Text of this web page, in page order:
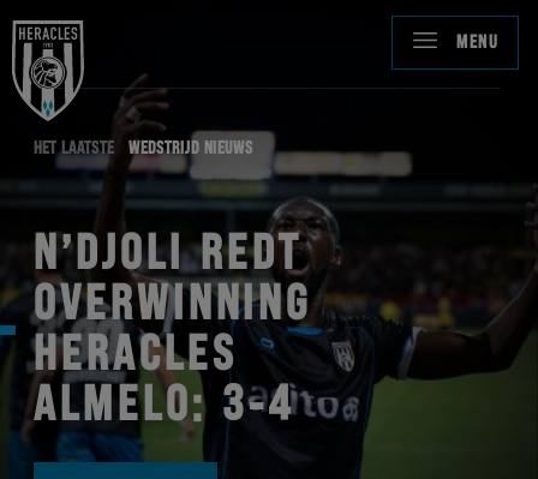
MENU
HET LAATSTE WEDSTRIJD NIEUWS
N’DJOLI REDT
OVERWINNING
HERACLES
ALMELO: 3-4